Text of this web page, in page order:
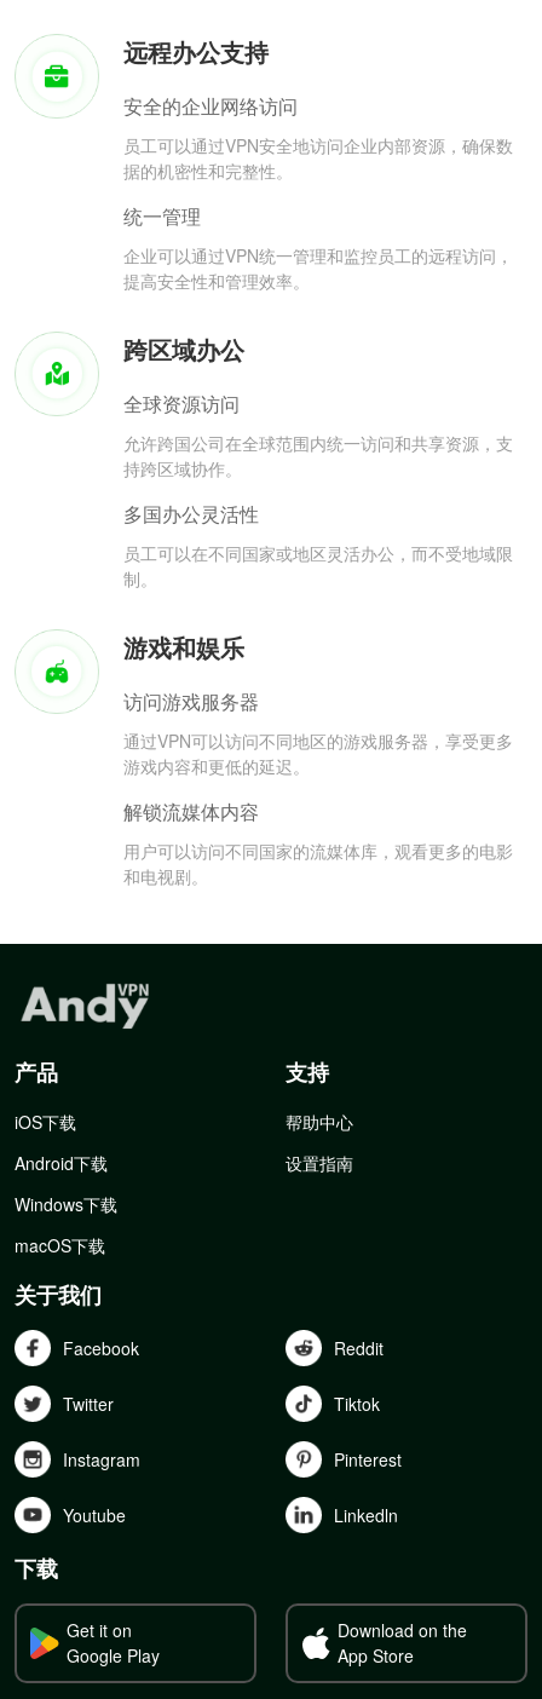
远程办公支持
安全的企业网络访问
员工可以通过VPN安全地访问企业内部资源，确保数
据的机密性和完整性。
统一管理
企业可以通过VPN统一管理和监控员工的远程访问，
提高安全性和管理效率。
跨区域办公
全球资源访问
允许跨国公司在全球范围内统一访问和共享资源，支
持跨区域协作。
多国办公灵活性
员工可以在不同国家或地区灵活办公，而不受地域限
制。
游戏和娱乐
访问游戏服务器
通过VPN可以访问不同地区的游戏服务器，享受更多
游戏内容和更低的延迟。
解锁流媒体内容
用户可以访问不同国家的流媒体库，观看更多的电影
和电视剧。
产品
iOS下载
Android下载
Windows下载
macOS下载
支持
帮助中心
设置指南
关于我们
Facebook Reddit
Twitter Tiktok
Instagram Pinterest
Youtube Linkedln
下载
Get it on
Google Play
Download on the
App Store